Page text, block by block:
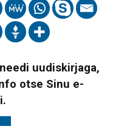
uudiskirjaga,
otse Sinu e-